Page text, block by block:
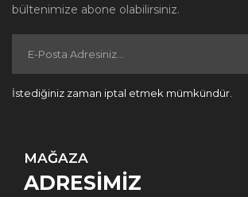
bültenimize abone olabilirsiniz.
İstediğiniz zaman iptal etmek mümkündür.
MAĞAZA
ADRESİMİZ